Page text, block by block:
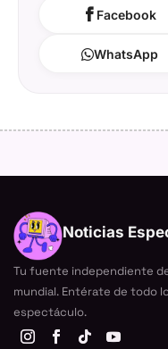
Facebook
WhatsApp
Noticias
Tu fuente independiente
mundial. Entérate de todo
espectáculo.